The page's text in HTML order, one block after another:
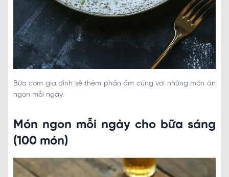
Bữa cơm gia đình sẽ thêm phần ấm cúng với những món ăn
ngon mỗi ngày.
Món ngon mỗi ngày cho bữa sáng
(100 món)